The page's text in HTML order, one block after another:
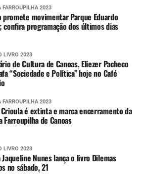
FARROUPILHA 2023
promete movimentar Parque Eduardo
confira programação dos últimos dias
LIVRO 2023
de Cultura de Canoas, Eliezer Pacheco
“Sociedade e Política” hoje no Café
FARROUPILHA 2023
Crioula é extinta e marca encerramento da
Farroupilha de Canoas
LIVRO 2023
Jaqueline Nunes lança o livro Dilemas
no sábado, 21